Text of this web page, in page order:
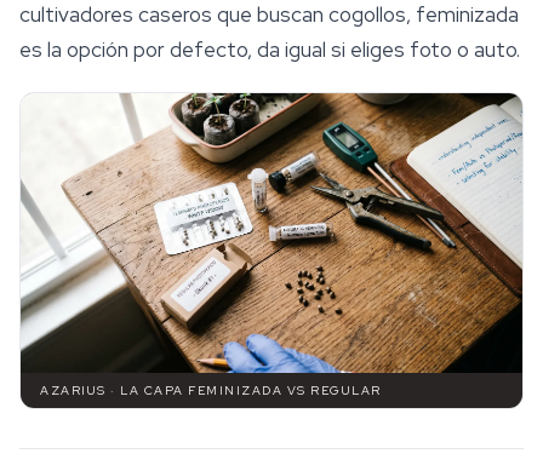
cultivadores caseros que buscan cogollos, feminizada
es la opción por defecto, da igual si eliges foto o auto.
AZARIUS · LA CAPA FEMINIZADA VS REGULAR